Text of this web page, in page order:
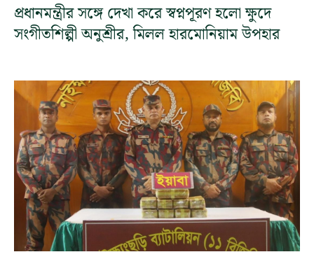
প্রধানমন্ত্রীর সঙ্গে দেখা করে স্বপ্নপূরণ হলো ক্ষুদে
সংগীতশিল্পী অনুশ্রীর, মিলল হারমোনিয়াম উপহার